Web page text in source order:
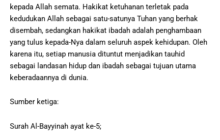
kepada Allah semata. Hakikat ketuhanan terletak pada
kedudukan Allah sebagai satu-satunya Tuhan yang berhak
disembah, sedangkan hakikat ibadah adalah penghambaan
yang tulus kepada-Nya dalam seluruh aspek kehidupan. Oleh
karena itu, setiap manusia dituntut menjadikan tauhid
sebagai landasan hidup dan ibadah sebagai tujuan utama
keberadaannya di dunia.
Sumber ketiga:
Surah Al-Bayyinah ayat ke-5;